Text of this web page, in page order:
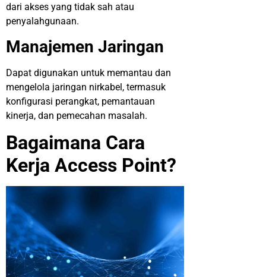
dari akses yang tidak sah atau
penyalahgunaan.
Manajemen Jaringan
Dapat digunakan untuk memantau dan
mengelola jaringan nirkabel, termasuk
konfigurasi perangkat, pemantauan
kinerja, dan pemecahan masalah.
Bagaimana Cara
Kerja Access Point?